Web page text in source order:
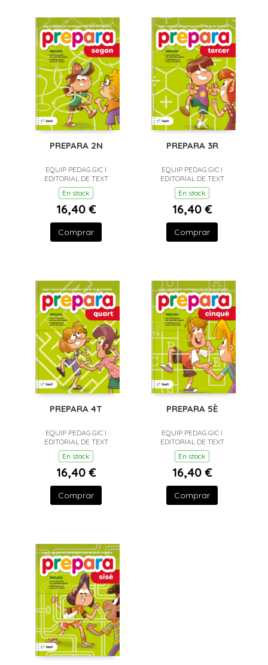
PREPARA 2N
EQUIP PEDAG.GIC I
EDITORIAL DE TEXT
En stock
16,40 €
Comprar
PREPARA 3R
EQUIP PEDAG.GIC I
EDITORIAL DE TEXT
En stock
16,40 €
Comprar
PREPARA 4T
EQUIP PEDAG.GIC I
EDITORIAL DE TEXT
En stock
16,40 €
Comprar
PREPARA 5È
EQUIP PEDAG.GIC I
EDITORIAL DE TEXT
En stock
16,40 €
Comprar